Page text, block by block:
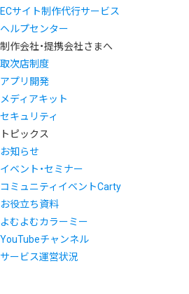
ECサイト制作代行サービス
ヘルプセンター
制作会社・提携会社さまへ
取次店制度
アプリ開発
メディアキット
セキュリティ
トピックス
お知らせ
イベント・セミナー
コミュニティイベントCarty
お役立ち資料
よむよむカラーミー
YouTubeチャンネル
サービス運営状況